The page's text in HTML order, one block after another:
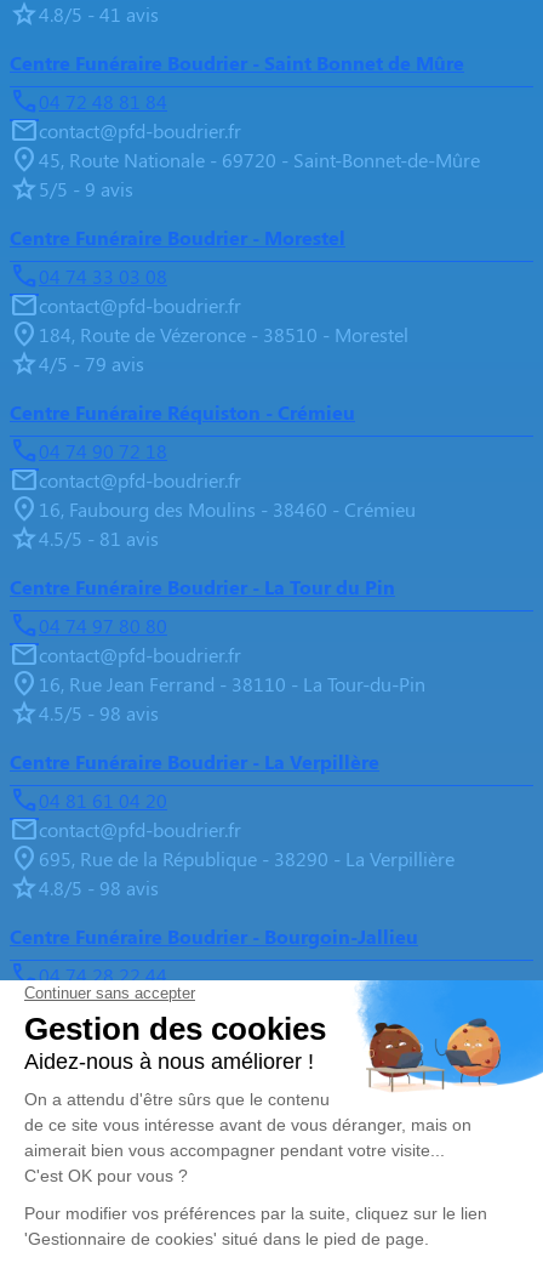
4.8/5 - 41 avis
Centre Funéraire Boudrier - Saint Bonnet de Mûre
04 72 48 81 84
contact@pfd-boudrier.fr
45, Route Nationale - 69720 - Saint-Bonnet-de-Mûre
5/5 - 9 avis
Centre Funéraire Boudrier - Morestel
04 74 33 03 08
contact@pfd-boudrier.fr
184, Route de Vézeronce - 38510 - Morestel
4/5 - 79 avis
Centre Funéraire Réquiston - Crémieu
04 74 90 72 18
contact@pfd-boudrier.fr
16, Faubourg des Moulins - 38460 - Crémieu
4.5/5 - 81 avis
Centre Funéraire Boudrier - La Tour du Pin
04 74 97 80 80
contact@pfd-boudrier.fr
16, Rue Jean Ferrand - 38110 - La Tour-du-Pin
4.5/5 - 98 avis
Centre Funéraire Boudrier - La Verpillère
04 81 61 04 20
contact@pfd-boudrier.fr
695, Rue de la République - 38290 - La Verpillière
4.8/5 - 98 avis
Centre Funéraire Boudrier - Bourgoin-Jallieu
04 74 28 22 44
contact@pfd-boudrier.fr
31, Rue Lavoisier - 38300 - Bourgoin-Jallieu
4.6/5 - 442 avis
Nos Services
Organiser des obsèques
Monuments funéraires
Services aux familles
Liens utiles
Avis de décès
Demande de rendez-vous en
Nos réseaux sociaux